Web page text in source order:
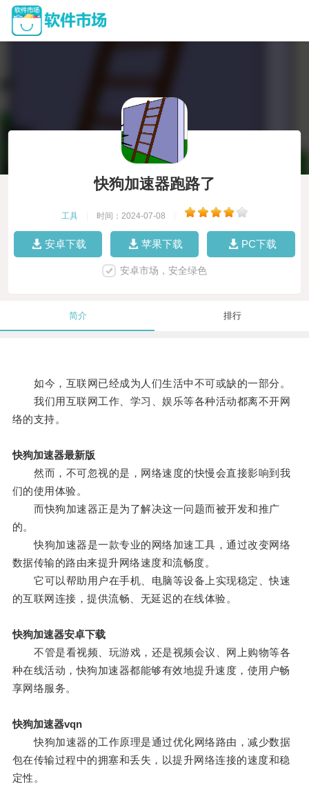
快狗加速器跑路了
工具 时间：2024-07-08
安卓下载 苹果下载 PC下载
安卓市场，安全绿色
简介 排行
如今，互联网已经成为人们生活中不可或缺的一部分。
我们用互联网工作、学习、娱乐等各种活动都离不开网
络的支持。
快狗加速器最新版
然而，不可忽视的是，网络速度的快慢会直接影响到我
们的使用体验。
而快狗加速器正是为了解决这一问题而被开发和推广
的。
快狗加速器是一款专业的网络加速工具，通过改变网络
数据传输的路由来提升网络速度和流畅度。
它可以帮助用户在手机、电脑等设备上实现稳定、快速
的互联网连接，提供流畅、无延迟的在线体验。
快狗加速器安卓下载
不管是看视频、玩游戏，还是视频会议、网上购物等各
种在线活动，快狗加速器都能够有效地提升速度，使用户畅
享网络服务。
快狗加速器vqn
快狗加速器的工作原理是通过优化网络路由，减少数据
包在传输过程中的拥塞和丢失，以提升网络连接的速度和稳
定性。